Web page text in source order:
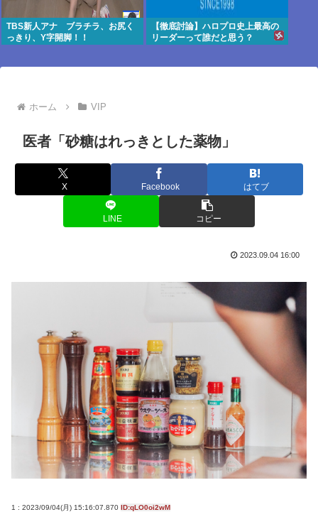
TBS新人アナ ブラチラ、お尻く
っきり、Y字開脚！！
【徹底討論】ハロプロ史上最高の
リーダーって誰だと思う？
ホーム VIP
医者「砂糖はれっきとした薬物」
X Facebook はてブ
LINE コピー
2023.09.04 16:00
1 : 2023/09/04(月) 15:16:07.870 ID:qLO0oi2wM